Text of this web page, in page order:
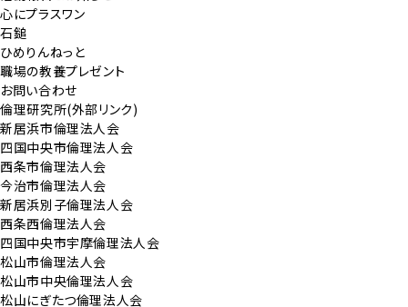
心にプラスワン
石鎚
ひめりんねっと
職場の教養プレゼント
お問い合わせ
倫理研究所(外部リンク)
新居浜市倫理法人会
四国中央市倫理法人会
西条市倫理法人会
今治市倫理法人会
新居浜別子倫理法人会
西条西倫理法人会
四国中央市宇摩倫理法人会
松山市倫理法人会
松山市中央倫理法人会
松山にぎたつ倫理法人会